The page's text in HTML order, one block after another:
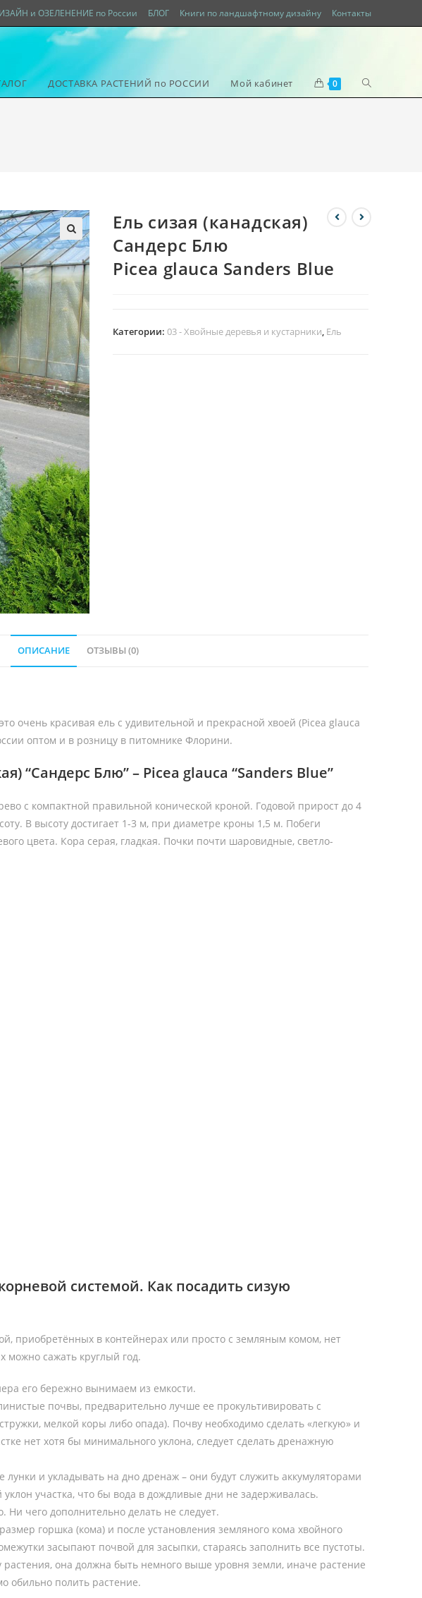
и ОЗЕЛЕНЕНИЕ по России БЛОГ Книги по ландшафтному дизайну Контакты
ДОСТАВКА РАСТЕНИЙ по РОССИИ Мой кабинет 0
🔍
Ель сизая (канадская)
Сандерс Блю
Picea glauca Sanders Blue
Категории: 03 - Хвойные деревья и кустарники, Ель
ОПИСАНИЕ ОТЗЫВЫ (0)
очень красивая ель с удивительной и прекрасной хвоей (Picea glauca
оптом и в розницу в питомнике Флорини.
“Сандерс Блю” – Picea glauca “Sanders Blue”
с компактной правильной конической кроной. Годовой прирост до 4
В высоту достигает 1-3 м, при диаметре кроны 1,5 м. Побеги
цвета. Кора серая, гладкая. Почки почти шаровидные, светло-
системой. Как посадить сизую
приобретённых в контейнерах или просто с земляным комом, нет
можно сажать круглый год.
его бережно вынимаем из емкости.
почвы, предварительно лучше ее прокультивировать с
мелкой коры либо опада). Почву необходимо сделать «легкую» и
нет хотя бы минимального уклона, следует сделать дренажную
и укладывать на дно дренаж – они будут служить аккумуляторами
участка, что бы вода в дождливые дни не задерживалась.
Ни чего дополнительно делать не следует.
горшка (кома) и после установления земляного кома хвойного
засыпают почвой для засыпки, стараясь заполнить все пустоты.
она должна быть немного выше уровня земли, иначе растение
обильно полить растение.